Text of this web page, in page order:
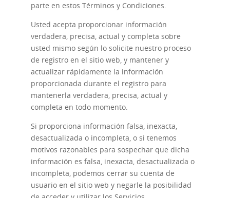
parte en estos Términos y Condiciones.
Usted acepta proporcionar información
verdadera, precisa, actual y completa sobre
usted mismo según lo solicite nuestro proceso
de registro en el sitio web, y mantener y
actualizar rápidamente la información
proporcionada durante el registro para
mantenerla verdadera, precisa, actual y
completa en todo momento.
Si proporciona información falsa, inexacta,
desactualizada o incompleta, o si tenemos
motivos razonables para sospechar que dicha
información es falsa, inexacta, desactualizada o
incompleta, podemos cerrar su cuenta de
usuario en el sitio web y negarle la posibilidad